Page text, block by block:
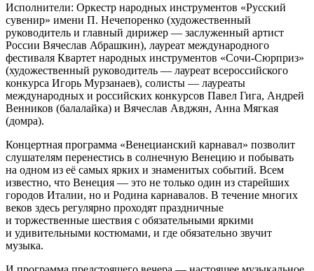
Исполнители: Оркестр народных инструментов «Русский
сувенир» имени П. Нечепоренко (художественный
руководитель и главный дирижер — заслуженный артист
России Вячеслав Абрашкин), лауреат международного
фестиваля Квартет народных инструментов «Сочи-Сюрприз»
(художественный руководитель — лауреат всероcсийского
конкурса Игорь Мурзанаев), солисты — лауреаты
международных и российских конкурсов Павел Гига, Андрей
Венников (балалайка) и Вячеслав Авджян, Анна Мягкая
(домра).
Концертная программа «Венецианский карнавал» позволит
слушателям перенестись в солнечную Венецию и побывать
на одном из её самых ярких и знаменитых событий. Всем
известно, что Венеция — это не только один из старейших
городов Италии, но и Родина карнавалов. В течение многих
веков здесь регулярно проходят праздничные
и торжественные шествия с обязательными яркими
и удивительными костюмами, и где обязательно звучит
музыка.